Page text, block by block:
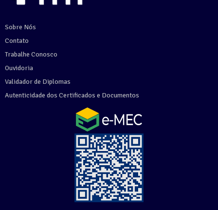
Sobre Nós
Contato
Trabalhe Conosco
Ouvidoria
Validador de Diplomas
Autenticidade dos Certificados e Documentos